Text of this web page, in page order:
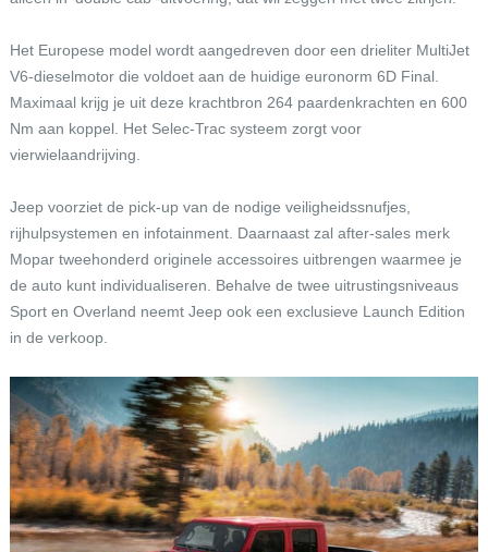
Het Europese model wordt aangedreven door een drieliter MultiJet
V6-dieselmotor die voldoet aan de huidige euronorm 6D Final.
Maximaal krijg je uit deze krachtbron 264 paardenkrachten en 600
Nm aan koppel. Het Selec-Trac systeem zorgt voor
vierwielaandrijving.
Jeep voorziet de pick-up van de nodige veiligheidssnufjes,
rijhulpsystemen en infotainment. Daarnaast zal after-sales merk
Mopar tweehonderd originele accessoires uitbrengen waarmee je
de auto kunt individualiseren. Behalve de twee uitrustingsniveaus
Sport en Overland neemt Jeep ook een exclusieve Launch Edition
in de verkoop.